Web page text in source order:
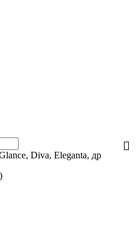
Diva, Eleganta, др